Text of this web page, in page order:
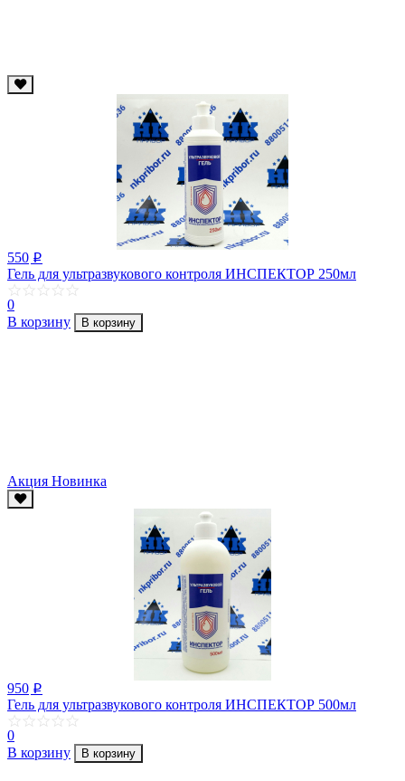
550 p
Гель для ультразвукового контроля ИНСПЕКТОР 250мл
0
В корзину
В корзину
Акция Новинка
950 p
Гель для ультразвукового контроля ИНСПЕКТОР 500мл
0
В корзину
В корзину